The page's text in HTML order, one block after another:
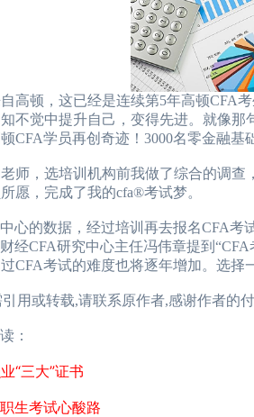
顿，这已经是连续第5年高顿CFA考
不觉中提升自己，变得先进。就像
CFA学员再创奇迹！3000名零金融
，选培训机构前我做了综合的调查
愿，完成了我的cfa®考试梦。
的数据，经过培训再去报名CFA考
财经CFA研究中心主任冯伟章提到
CFA考试的难度也将逐年增加。选择
用或转载,请联系原作者,感谢作者的
：
“三大”证书
生考试心酸路